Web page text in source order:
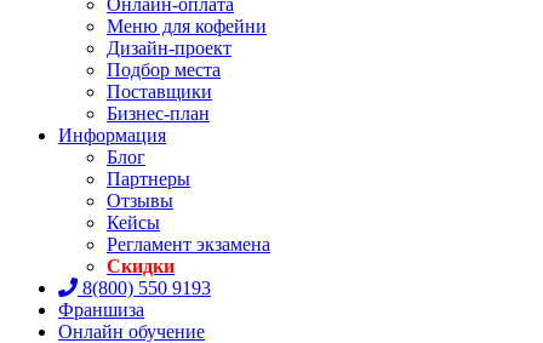
Онлайн-оплата
Меню для кофейни
Дизайн-проект
Подбор места
Поставщики
Бизнес-план
Информация
Блог
Партнеры
Отзывы
Кейсы
Регламент экзамена
Скидки
8(800) 550 9193
Франшиза
Онлайн обучение